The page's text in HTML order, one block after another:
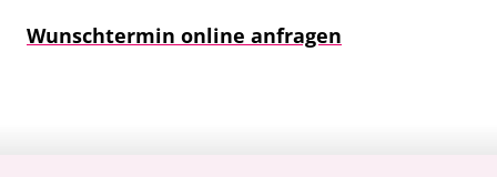
Wunschtermin online anfragen